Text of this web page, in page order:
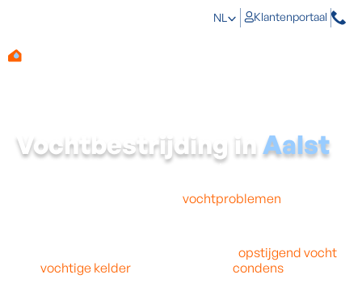
NL Klantenportaal
Vochtbestrijding in Aalst
Sommige gezinnen in Aalst wonen in een té vochtige
vochtproblemen
opstijgend vocht
vochtige kelder condens